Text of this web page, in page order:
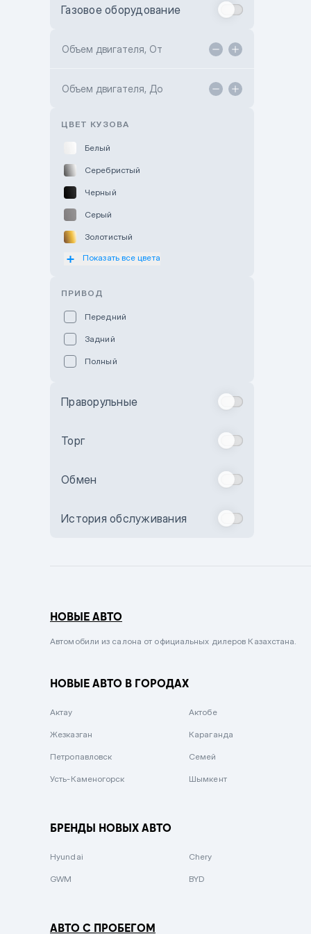
Toyota Kokshetau
Hyundai ShymCity
Газовое оборудование
Объем двигателя, От
Объем двигателя, До
ЦВЕТ КУЗОВА
Белый
Серебристый
Черный
Серый
Золотистый
Оранжевый
Бежевый
Комбинированный
Сиреневый металлик
Вишневый
Зеленый металлик
Показать все цвета
ПРИВОД
Передний
Задний
Полный
Праворульные
Торг
Обмен
История обслуживания
НОВЫЕ АВТО
Автомобили из салона от официальных дилеров Казахстана.
НОВЫЕ АВТО В ГОРОДАХ
Актау Актобе
Жезказган Караганда
Петропавловск Семей
Усть-Каменогорск Шымкент
БРЕНДЫ НОВЫХ АВТО
Hyundai Chery
GWM BYD
АВТО С ПРОБЕГОМ